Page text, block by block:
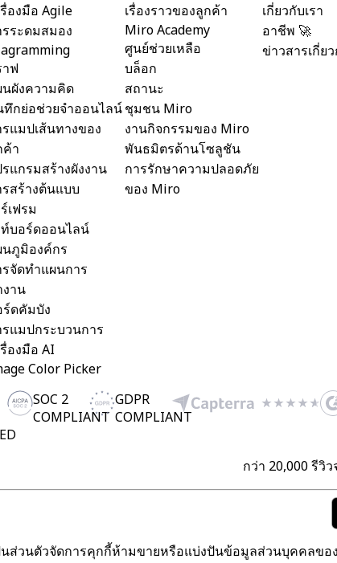
องมือ Agile
รระดมสมอง
ฟ
นผังความคิด
ทึกย่อช่วยจำออนไลน์
แมปเส้นทางของ
ค้า
แกรมสร้างผังงาน
สร้างต้นแบบ
เฟรม
บอร์ดออนไลน์
นภูมิองค์กร
รจัดทำแผนการ
าน
ดคัมบัง
รแมปกระบวนการ
องมือ AI
Color Picker
เรื่องราวของลูกค้า
Miro Academy
ศูนย์ช่วยเหลือ
บล็อก
สถานะ
ชุมชน Miro
งานกิจกรรมของ Miro
พันธมิตรด้านโซลูชัน
การรักษาความปลอดภัย
ของ Miro
เกี่ยวกับเรา
อาชีพ 🚀
ข่าวสารเกี่ย
SOC 2
COMPLIANT
GDPR
COMPLIANT
กว่า 20,000 รีวิ
ส่วนตัวจัดการคุกกี้ห้ามขายหรือแบ่งปันข้อมูลส่วนบุคคลขอ